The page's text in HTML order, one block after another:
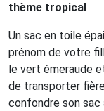
thème tropical
Un sac en toile
prénom de votre
le vert émeraude
de transporter
confondre son sac